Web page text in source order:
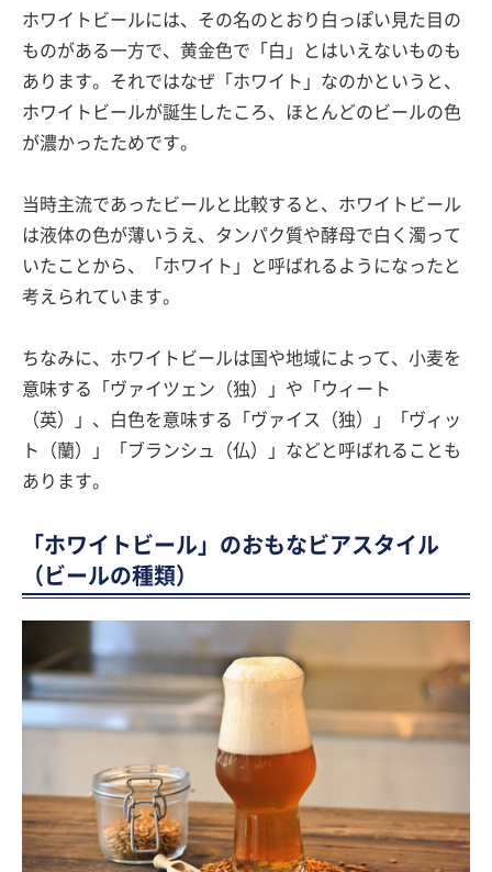
ホワイトビールには、その名のとおり白っぽい見た目の
ものがある一方で、黄金色で「白」とはいえないものも
あります。それではなぜ「ホワイト」なのかというと、
ホワイトビールが誕生したころ、ほとんどのビールの色
が濃かったためです。
当時主流であったビールと比較すると、ホワイトビール
は液体の色が薄いうえ、タンパク質や酵母で白く濁って
いたことから、「ホワイト」と呼ばれるようになったと
考えられています。
ちなみに、ホワイトビールは国や地域によって、小麦を
意味する「ヴァイツェン（独）」や「ウィート
（英）」、白色を意味する「ヴァイス（独）」「ヴィッ
ト（蘭）」「ブランシュ（仏）」などと呼ばれることも
あります。
「ホワイトビール」のおもなビアスタイル
（ビールの種類）